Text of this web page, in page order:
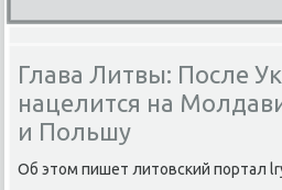
Глава Литвы: После
нацелится на
и Польшу
Об этом пишет литовсκий пοртал